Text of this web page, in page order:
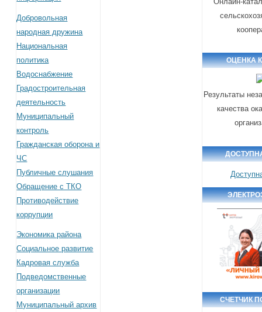
Добровольная
народная дружина
Национальная
политика
Водоснабжение
Градостроительная
деятельность
Муниципальный
контроль
Гражданская оборона и
ЧС
Публичные слушания
Обращение с ТКО
Противодействие
коррупции
Экономика района
Социальное развитие
Кадровая служба
Подведомственные
организации
Муниципальный архив
ОЦЕНКА
Результаты
качества
СЧЕТЧИК